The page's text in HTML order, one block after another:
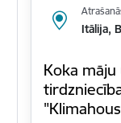
Itālija,
Koka